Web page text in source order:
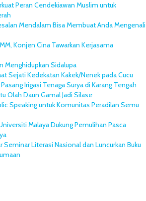
Peran Cendekiawan Muslim untuk
Mendalam Bisa Membuat Anda Mengenali
Konjen Cina Tawarkan Kerjasama
Menghidupkan Sidalupa
Sejati Kedekatan Kakek/Nenek pada Cucu
Irigasi Tenaga Surya di Karang Tengah
Olah Daun Gamal Jadi Silase
Speaking untuk Komunitas Peradilan Semu
Malaya Dukung Pemulihan Pasca
Seminar Literasi Nasional dan Luncurkan Buku